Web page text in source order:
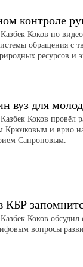
контроле
Коков по
обращения с
ресурсов и
вуз для
Коков провёл
Крючковым и врио
Сапроновым.
КБР
Коков
вопросы